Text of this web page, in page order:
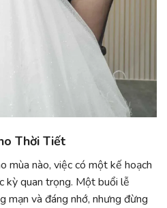
Thời Tiết
mùa nào, việc có một kế hoạch
kỳ quan trọng. Một buổi lễ
mạn và đáng nhớ, nhưng đừng